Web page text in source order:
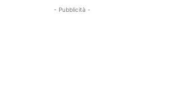
- Pubblicità -